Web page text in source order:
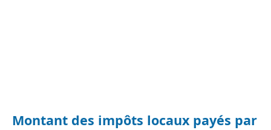
Montant des impôts locaux payés par